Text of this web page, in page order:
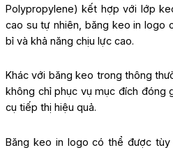
Polypropylene) kết hợp với lớp
cao su tự nhiên, băng keo in logo
bỉ và khả năng chịu lực cao.
Khác với băng keo trong thông
không chỉ phục vụ mục đích đóng
cụ tiếp thị hiệu quả.
Băng keo in logo có thể được